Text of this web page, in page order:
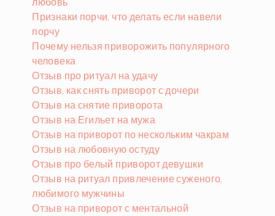
Признаки порчи, что делать если навели
порчу
Почему нельзя приворожить популярного
человека
Отзыв про ритуал на удачу
Отзыв, как снять приворот с дочери
Отзыв на снятие приворота
Отзыв на Егильет на мужа
Отзыв на приворот по нескольким чакрам
Отзыв на любовную остуду
Отзыв про белый приворот девушки
Отзыв на ритуал привлечение суженого,
любимого мужчины
Отзыв на приворот с ментальной